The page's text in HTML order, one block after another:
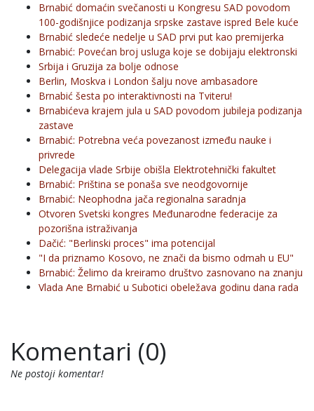
Brnabić domaćin svečanosti u Kongresu SAD povodom
100-godišnjice podizanja srpske zastave ispred Bele kuće
Brnabić sledeće nedelje u SAD prvi put kao premijerka
Brnabić: Povećan broj usluga koje se dobijaju elektronski
Srbija i Gruzija za bolje odnose
Berlin, Moskva i London šalju nove ambasadore
Brnabić šesta po interaktivnosti na Tviteru!
Brnabićeva krajem jula u SAD povodom jubileja podizanja
zastave
Brnabić: Potrebna veća povezanost između nauke i
privrede
Delegacija vlade Srbije obišla Elektrotehnički fakultet
Brnabić: Priština se ponaša sve neodgovornije
Brnabić: Neophodna jača regionalna saradnja
Otvoren Svetski kongres Međunarodne federacije za
pozorišna istraživanja
Dačić: "Berlinski proces" ima potencijal
"I da priznamo Kosovo, ne znači da bismo odmah u EU"
Brnabić: Želimo da kreiramo društvo zasnovano na znanju
Vlada Ane Brnabić u Subotici obeležava godinu dana rada
Komentari (0)
Ne postoji komentar!